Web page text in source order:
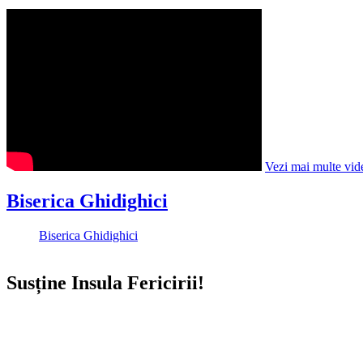
Vezi mai multe
Biserica Ghidighici
Biserica Ghidighici
Susține Insula Fericirii!